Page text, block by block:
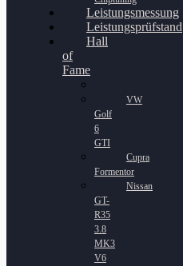
Leistungsmessung
Leistungsprüfstand
Hall
of
Fame
VW
Golf
6
GTI
Cupra
Formentor
Nissan
GT-
R35
3.8
MK3
V6